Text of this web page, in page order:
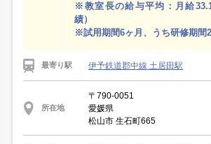
※教室長の給与平均：月給
績）
※試用期間6ヶ月、うち研修期間
最寄り駅 伊予鉄道郡中線 土居田駅
所在地
〒790-0051
愛媛県
松山市 生石町665